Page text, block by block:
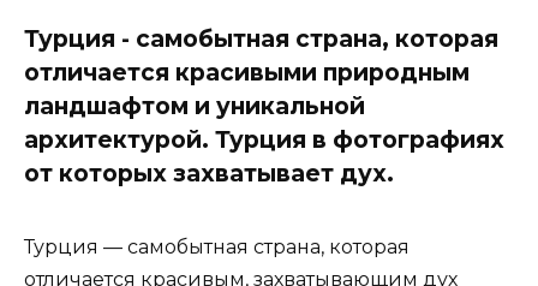
Турция - самобытная страна, которая
отличается красивыми природным
ландшафтом и уникальной
архитектурой. Турция в фотографиях
от которых захватывает дух.
Турция — самобытная страна, которая
отличается красивым, захватывающим дух